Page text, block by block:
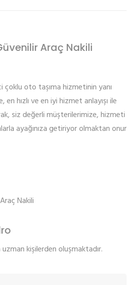
Araç Nakili
çoklu oto taşıma hizmetinin yanı
en hızlı ve en iyi hizmet anlayışı ile
siz değerli müşterilerimize, hizmeti
ayağınıza getiriyor olmaktan onur
Nakili
uzman kişilerden oluşmaktadır.